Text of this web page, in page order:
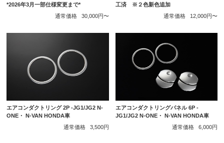
*2026年3月一部仕様変更まで*
通常価格
30,000円〜
工済 ※２色新色追加
通常価格
12,000円〜
エアコンダクトリング 2P -JG1/JG2 N-
ONE・ N-VAN HONDA車
通常価格
3,500円
エアコンダクトリングパネル 6P -
JG1/JG2 N-ONE・ N-VAN HONDA車
通常価格
6,000円